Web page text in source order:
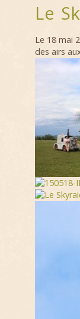
Le
Le 18 mai
des airs